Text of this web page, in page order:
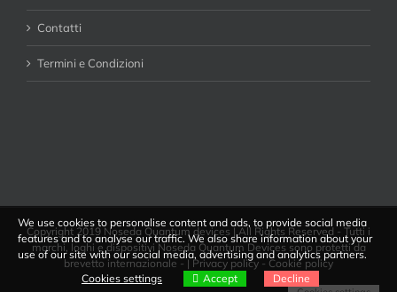
Contatti
Termini e Condizioni
Copyright 2019 Noseda Quantum devices | All Rights Reserved - Tutti i
marchi, loghi e dispositivi Noseda Quantum Devices sono protetti da
brevetto internazionale - |Privacy policy-Cookie policy
We use cookies to personalise content and ads, to provide social media
features and to analyse our traffic. We also share information about your
use of our site with our social media, advertising and analytics partners.
Cookies settings
Accept Decline